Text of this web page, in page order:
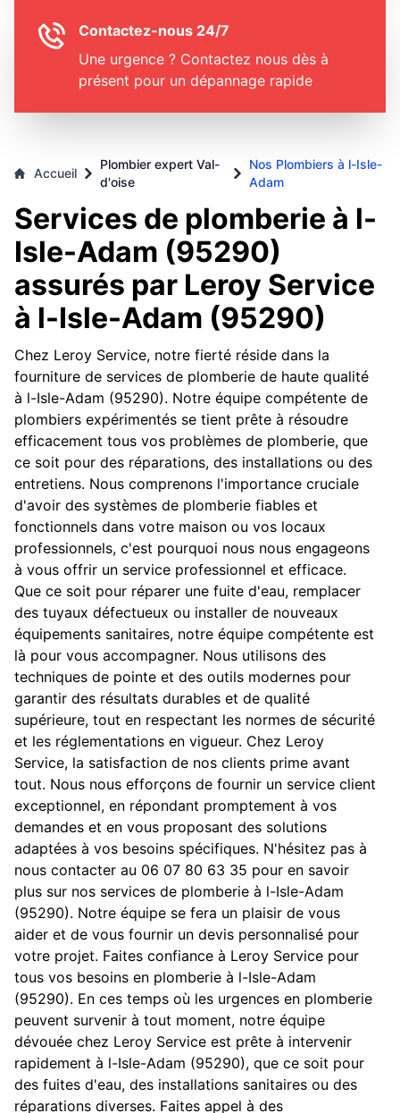
Contactez-nous 24/7
Une urgence ? Contactez nous dès à
présent pour un dépannage rapide
Accueil
Plombier expert Val-
d'oise
Nos Plombiers à l-Isle-
Adam
Services de plomberie à l-
Isle-Adam (95290)
assurés par Leroy Service
à l-Isle-Adam (95290)
Chez Leroy Service, notre fierté réside dans la
fourniture de services de plomberie de haute qualité
à l-Isle-Adam (95290). Notre équipe compétente de
plombiers expérimentés se tient prête à résoudre
efficacement tous vos problèmes de plomberie, que
ce soit pour des réparations, des installations ou des
entretiens. Nous comprenons l'importance cruciale
d'avoir des systèmes de plomberie fiables et
fonctionnels dans votre maison ou vos locaux
professionnels, c'est pourquoi nous nous engageons
à vous offrir un service professionnel et efficace.
Que ce soit pour réparer une fuite d'eau, remplacer
des tuyaux défectueux ou installer de nouveaux
équipements sanitaires, notre équipe compétente est
là pour vous accompagner. Nous utilisons des
techniques de pointe et des outils modernes pour
garantir des résultats durables et de qualité
supérieure, tout en respectant les normes de sécurité
et les réglementations en vigueur. Chez Leroy
Service, la satisfaction de nos clients prime avant
tout. Nous nous efforçons de fournir un service client
exceptionnel, en répondant promptement à vos
demandes et en vous proposant des solutions
adaptées à vos besoins spécifiques. N'hésitez pas à
nous contacter au 06 07 80 63 35 pour en savoir
plus sur nos services de plomberie à l-Isle-Adam
(95290). Notre équipe se fera un plaisir de vous
aider et de vous fournir un devis personnalisé pour
votre projet. Faites confiance à Leroy Service pour
tous vos besoins en plomberie à l-Isle-Adam
(95290). En ces temps où les urgences en plomberie
peuvent survenir à tout moment, notre équipe
dévouée chez Leroy Service est prête à intervenir
rapidement à l-Isle-Adam (95290), que ce soit pour
des fuites d'eau, des installations sanitaires ou des
réparations diverses. Faites appel à des